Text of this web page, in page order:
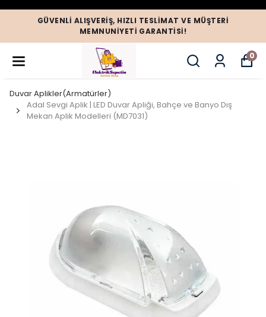
GÜVENLI ALIŞVERIŞ, HIZLI TESLIMAT VE MÜŞTERI
MEMNUNIYETI GARANTISI!
0
Duvar Aplikler(Armatürler)
Adal Sevgi Aplik | LED Duvar Apliği, Bahçe ve Banyo Dış
Mekan Aplik Modelleri (MD7031)